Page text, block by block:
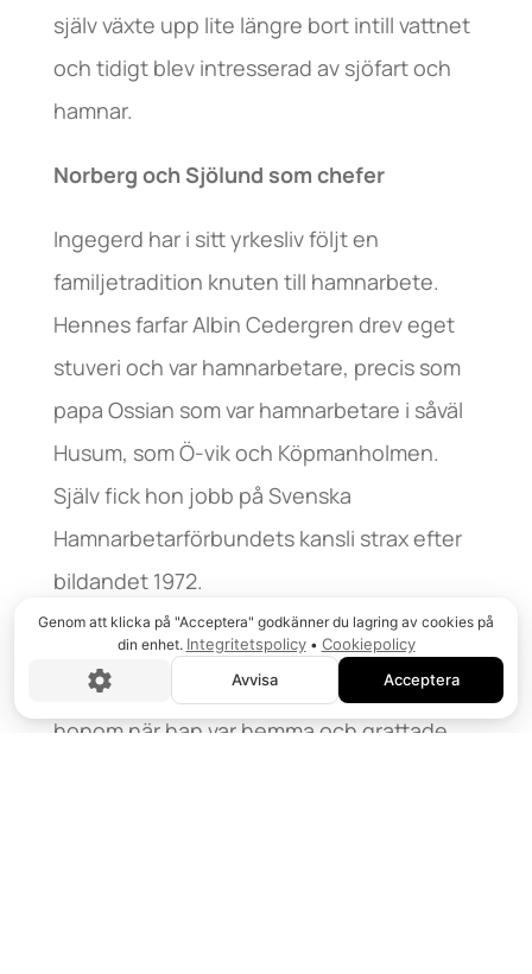
själv växte upp lite längre bort intill vattnet
och tidigt blev intresserad av sjöfart och
hamnar.
Norberg och Sjölund som chefer
Ingegerd har i sitt yrkesliv följt en
familjetradition knuten till hamnarbete.
Hennes farfar Albin Cedergren drev eget
stuveri och var hamnarbetare, precis som
papa Ossian som var hamnarbetare i såväl
Husum, som Ö-vik och Köpmanholmen.
Själv fick hon jobb på Svenska
Hamnarbetarförbundets kansli strax efter
bildandet 1972.
– Jag kände ju Kalle Nilsson, en av
grundarna till förbundet, och frågade
honom när han var hemma och grattade
Genom att klicka på "Acceptera" godkänner du lagring av cookies på
din enhet. Integritetspolicy• Cookiepolicy
Avvisa
Acceptera